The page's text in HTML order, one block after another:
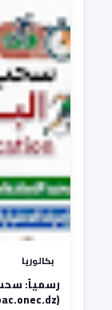
بكالوريا
(bac.onec.dz)